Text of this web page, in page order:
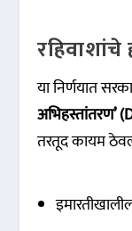
या निर्णयात
अभिहस्तांतरण’
तरतूद कायम